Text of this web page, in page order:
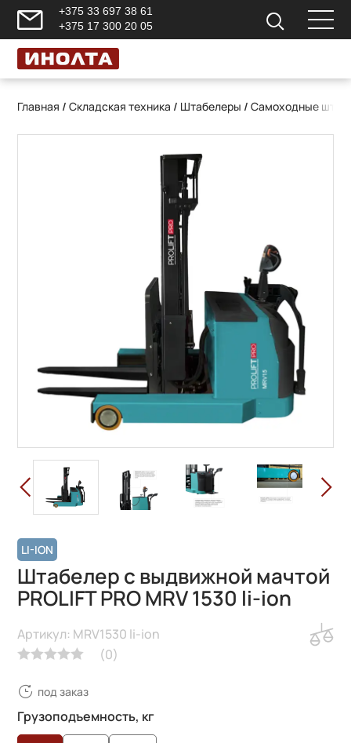
+375 33 697 38 61
+375 17 300 20 05
Главная /Складская техника / Штабелеры /Самоходные
LI-ION
Штабелер с выдвижной мачтой
PROLIFT PRO MRV 1530 li-ion
(0)
Артикул: MRV1530 li-ion
под заказ
Грузоподъемность, кг